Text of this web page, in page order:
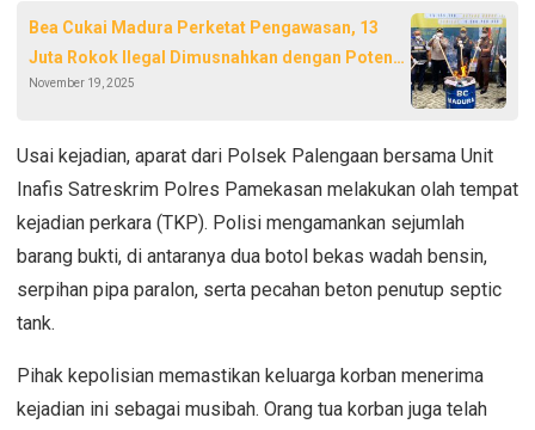
Bea Cukai Madura Perketat Pengawasan, 13
Juta Rokok Ilegal Dimusnahkan dengan Potensi
Kerugian Rp18,7 Miliar
November 19, 2025
Usai kejadian, aparat dari Polsek Palengaan bersama Unit
Inafis Satreskrim Polres Pamekasan melakukan olah tempat
kejadian perkara (TKP). Polisi mengamankan sejumlah
barang bukti, di antaranya dua botol bekas wadah bensin,
serpihan pipa paralon, serta pecahan beton penutup septic
tank.
Pihak kepolisian memastikan keluarga korban menerima
kejadian ini sebagai musibah. Orang tua korban juga telah